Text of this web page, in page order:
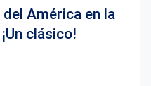
del América en la
clásico!